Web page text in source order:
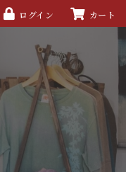
ログイン カート